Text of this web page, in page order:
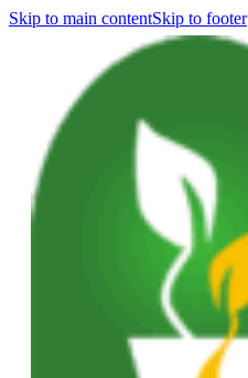
Skip to main contentSkip to footer